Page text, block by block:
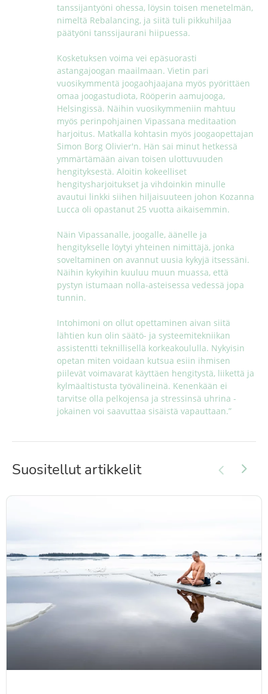
tanssijantyöni ohessa, löysin toisen menetelmän,
nimeltä Rebalancing, ja siitä tuli pikkuhiljaa
päätyöni tanssijaurani hiipuessa.
Kosketuksen voima vei epäsuorasti
astangajoogan maailmaan. Vietin pari
vuosikymmentä joogaohjaajana myös pyörittäen
omaa joogastudiota, Rööperin aamujooga,
Helsingissä. Näihin vuosikymmeniin mahtuu
myös perinpohjainen Vipassana meditaation
harjoitus. Matkalla kohtasin myös joogaopettajan
Simon Borg Olivier'n. Hän sai minut hetkessä
ymmärtämään aivan toisen ulottuvuuden
hengityksestä. Aloitin kokeelliset
hengitysharjoitukset ja vihdoinkin minulle
avautui linkki siihen hiljaisuuteen johon Kozanna
Lucca oli opastanut 25 vuotta aikaisemmin.
Näin Vipassanalle, joogalle, äänelle ja
hengitykselle löytyi yhteinen nimittäjä, jonka
soveltaminen on avannut uusia kykyjä itsessäni.
Näihin kykyihin kuuluu muun muassa, että
pystyn istumaan nolla-asteisessa vedessä jopa
tunnin.
Intohimoni on ollut opettaminen aivan siitä
lähtien kun olin säätö- ja systeemitekniikan
assistentti teknillisellä korkeakoululla. Nykyisin
opetan miten voidaan kutsua esiin ihmisen
piilevät voimavarat käyttäen hengitystä, liikettä ja
kylmäaltistusta työvälineinä. Kenenkään ei
tarvitse olla pelkojensa ja stressinsä uhrina -
jokainen voi saavuttaa sisäistä vapauttaan.”
Suositellut artikkelit